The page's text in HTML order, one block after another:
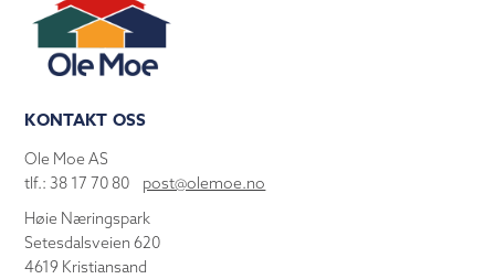
KONTAKT OSS
Ole Moe AS
tlf.: 38 17 70 80 post@olemoe.no
Høie Næringspark
Setesdalsveien 620
4619 Kristiansand